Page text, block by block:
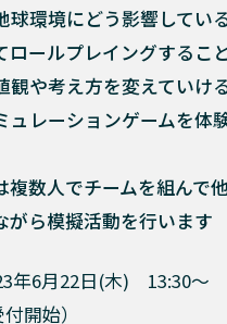
球環境にどう影響してい
ールプレイングすること
観や考え方を変えていけ
ュレーションゲームを体
数人でチームを組んで
がら模擬活動を行います
年6月22日(木) 13:30～
開始）